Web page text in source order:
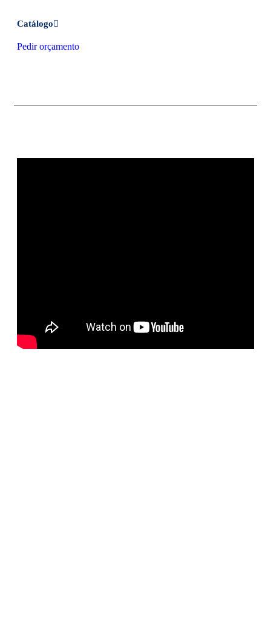
Catálogo
Pedir orçamento